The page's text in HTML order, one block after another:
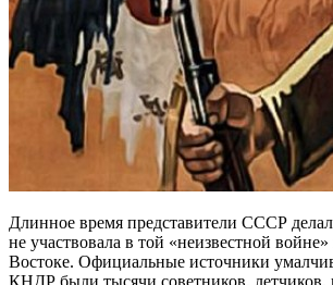
Длинное время представители СССР
не участвовала в той «неизвестной
Востоке. Официальные источники
КНДР были тысячи советников, летчиков,